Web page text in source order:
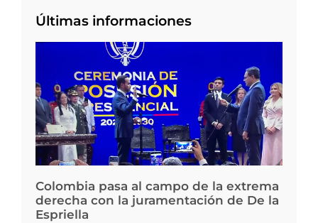
Últimas informaciones
Colombia pasa al campo de la extrema
derecha con la juramentación de De la
Espriella